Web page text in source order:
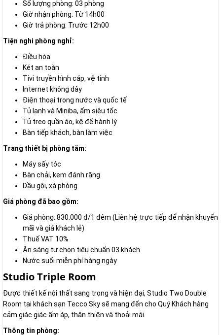
Số lượng phòng: 03 phòng
Giờ nhận phòng: Từ 14h00
Giờ trả phòng: Trước 12h00
Tiện nghi phòng nghỉ:
Điều hòa
Két an toàn
Tivi truyền hình cáp, vệ tinh
Internet không dây
Điện thoại trong nước và quốc tế
Tủ lạnh và Miniba, ấm siêu tốc
Tủ treo quần áo, kệ để hành lý
Bàn tiếp khách, bàn làm việc
Trang thiết bị phòng tắm:
Máy sấy tóc
Bàn chải, kem đánh răng
Dầu gội, xà phòng
Giá phòng đã bao gồm:
Giá phòng: 830.000 đ/1 đêm (Liên hệ trực tiếp để nhận khuyến
mãi và giá khách lẻ)
Thuế VAT 10%
Ăn sáng tự chọn tiêu chuẩn 03 khách
Nước suối miễn phí hàng ngày
Studio Triple Room
Được thiết kế nội thất sang trọng và hiện đại, Studio Two Double
Room tại khách sạn Tecco Sky sẽ mang đến cho Quý Khách hàng
cảm giác giác ấm áp, thân thiện và thoải mái.
Thông tin phòng: